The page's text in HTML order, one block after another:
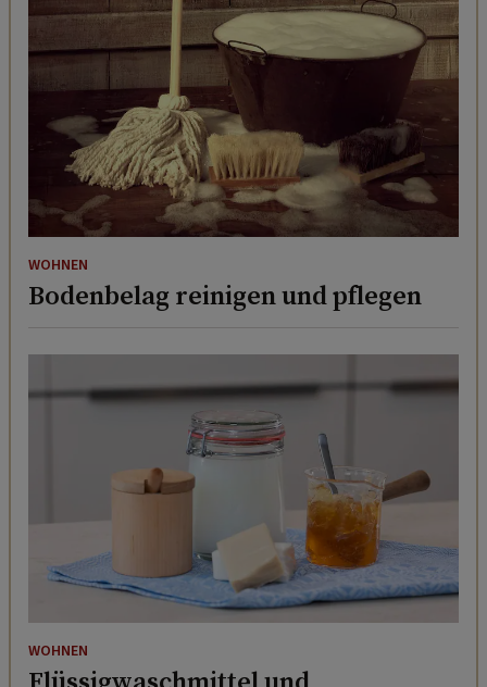
WOHNEN
Bodenbelag reinigen und pflegen
WOHNEN